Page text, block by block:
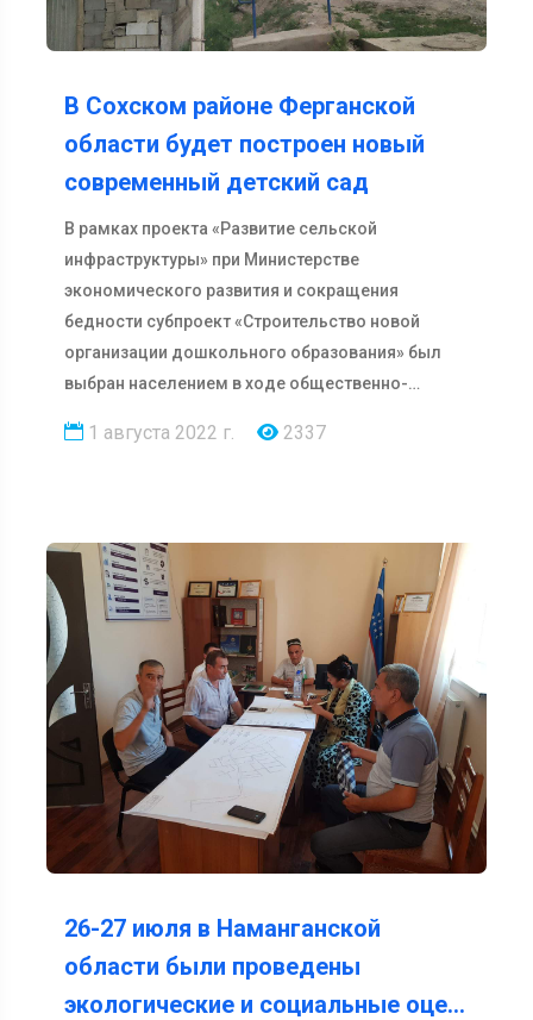
В Сохском районе Ферганской
области будет построен новый
современный детский сад
В рамках проекта «Развитие сельской
инфраструктуры» при Министерстве
экономического развития и сокращения
бедности субпроект «Строительство новой
организации дошкольного образования» был
выбран населением в ходе общественно-
1 августа 2022 г. 2337
26-27 июля в Наманганской
области были проведены
экологические и социальные оце…